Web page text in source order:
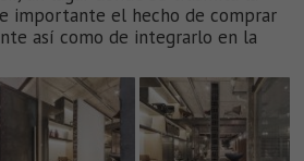
importante el hecho de comprar
así como de integrarlo en la